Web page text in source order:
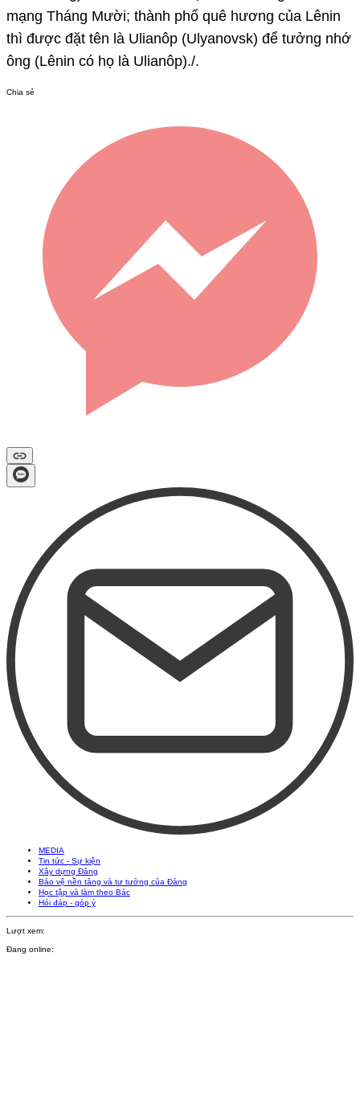
mạng Tháng Mười; thành phố quê hương của Lênin
thì được đặt tên là Ulianôp (Ulyanovsk) để tưởng nhớ
ông (Lênin có họ là Ulianôp)./.
Chia sẻ
MEDIA
Tin tức - Sự kiện
Xây dựng Đảng
Bảo vệ nền tảng và tư tưởng của Đảng
Học tập và làm theo Bác
Hỏi đáp - góp ý
Lượt xem:
Đang online: